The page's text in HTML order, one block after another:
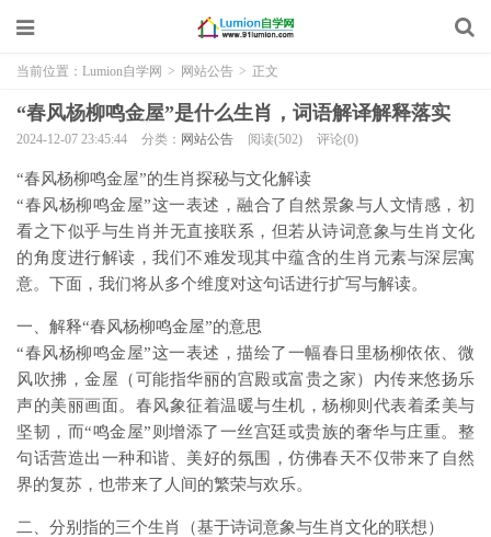
当前位置： Lumion自学网 > 网站公告 > 正文
“春风杨柳鸣金屋”是什么生肖，词语解译解释落实
2024-12-07 23:45:44 分类： 网站公告 阅读(502) 评论(0)
“春风杨柳鸣金屋”的生肖探秘与文化解读
“春风杨柳鸣金屋”这一表述，融合了自然景象与人文情感，初
看之下似乎与生肖并无直接联系，但若从诗词意象与生肖文化
的角度进行解读，我们不难发现其中蕴含的生肖元素与深层寓
意。下面，我们将从多个维度对这句话进行扩写与解读。
一、解释“春风杨柳鸣金屋”的意思
“春风杨柳鸣金屋”这一表述，描绘了一幅春日里杨柳依依、微
风吹拂，金屋（可能指华丽的宫殿或富贵之家）内传来悠扬乐
声的美丽画面。春风象征着温暖与生机，杨柳则代表着柔美与
坚韧，而“鸣金屋”则增添了一丝宫廷或贵族的奢华与庄重。整
句话营造出一种和谐、美好的氛围，仿佛春天不仅带来了自然
界的复苏，也带来了人间的繁荣与欢乐。
二、分别指的三个生肖（基于诗词意象与生肖文化的联想）